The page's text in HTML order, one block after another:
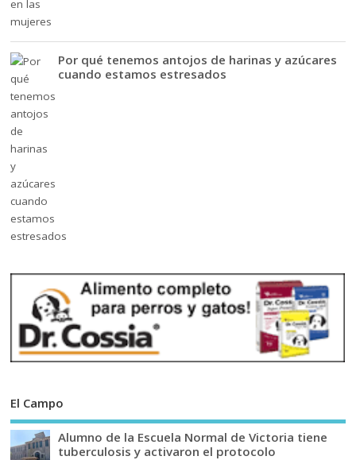
Por qué tenemos antojos de harinas y azúcares
cuando estamos estresados
El Campo
Alumno de la Escuela Normal de Victoria tiene
tuberculosis y activaron el protocolo